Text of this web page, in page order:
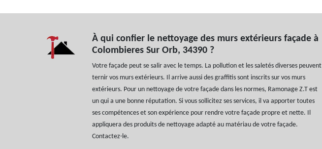
À qui confier le nettoyage des murs extérieurs façade à
Colombieres Sur Orb, 34390 ?
Votre façade peut se salir avec le temps. La pollution et les saletés diverses peuvent
ternir vos murs extérieurs. Il arrive aussi des graffitis sont inscrits sur vos murs
extérieurs. Pour un nettoyage de votre façade dans les normes, Ramonage Z.T est
un qui a une bonne réputation. Si vous sollicitez ses services, il va apporter toutes
ses compétences et son expérience pour rendre votre façade propre et nette. Il
appliquera des produits de nettoyage adapté au matériau de votre façade.
Contactez-le.